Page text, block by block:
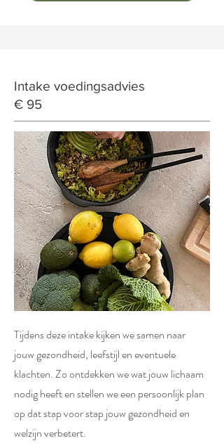
Intake voedingsadvies
€ 95
Tijdens deze intake kijken we samen naar
jouw gezondheid, leefstijl en eventuele
klachten. Zo ontdekken we wat jouw lichaam
nodig heeft en stellen we een persoonlijk plan
op dat stap voor stap jouw gezondheid en
welzijn verbetert.